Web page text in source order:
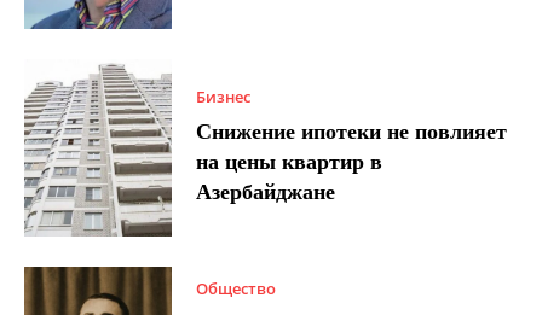
Бизнес
Снижение ипотеки не повлияет
на цены квартир в
Азербайджане
Общество